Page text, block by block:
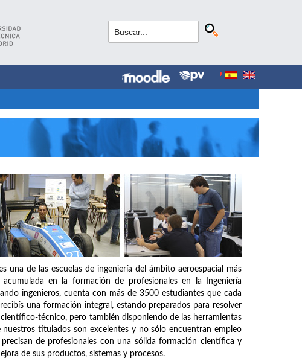
una de las escuelas de ingeniería del ámbito aeroespacial más
en la formación de profesionales en la Ingeniería
ingenieros, cuenta con más de 3500 estudiantes que cada
una formación integral, estando preparados para resolver
técnico, pero también disponiendo de las herramientas
nuestros titulados son excelentes y no sólo encuentran empleo
de profesionales con una sólida formación científica y
de sus productos, sistemas y procesos.